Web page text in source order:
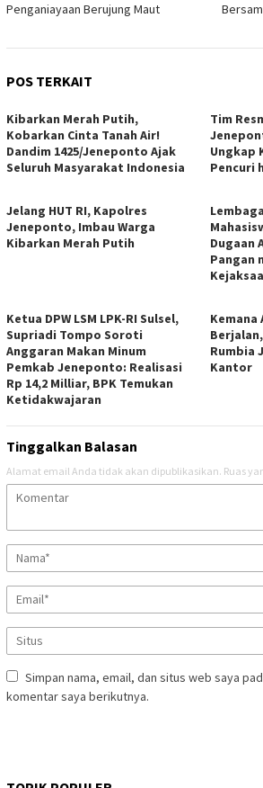
Penganiayaan Berujung Maut
POS TERKAIT
Kibarkan Merah Putih,
Kobarkan Cinta Tanah Air!
Dandim 1425/Jeneponto Ajak
Seluruh Masyarakat Indonesia
Tim
Ungkap
Pencuri
Jelang HUT RI, Kapolres
Jeneponto, Imbau Warga
Kibarkan Merah Putih
Dugaan
Pangan
Ketua DPW LSM LPK-RI Sulsel,
Supriadi Tompo Soroti
Anggaran Makan Minum
Pemkab Jeneponto: Realisasi
Rp 14,2 Milliar, BPK Temukan
Ketidakwajaran
Kemana
Rumbia
Kantor
Tinggalkan Balasan
Alamat email Anda tidak akan dipublikasikan. Ruas
Simpan nama, email, dan situs web saya
komentar saya berikutnya.